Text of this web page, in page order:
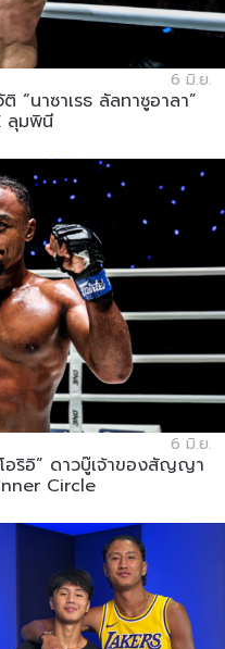
6 มิ.ย.
“นาซาเรธ ลัลทาซูอาลา”
ลุมพินี
6 มิ.ย.
อริอิ” ดาวบู๊เจ้าของสัญญา
Circle